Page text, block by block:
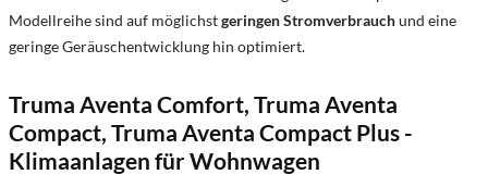
Modellreihe sind auf möglichstgeringen Stromverbrauchund eine
geringe Geräuschentwicklung hin optimiert.
Truma Aventa Comfort, Truma Aventa
Compact, Truma Aventa Compact Plus -
Klimaanlagen für Wohnwagen